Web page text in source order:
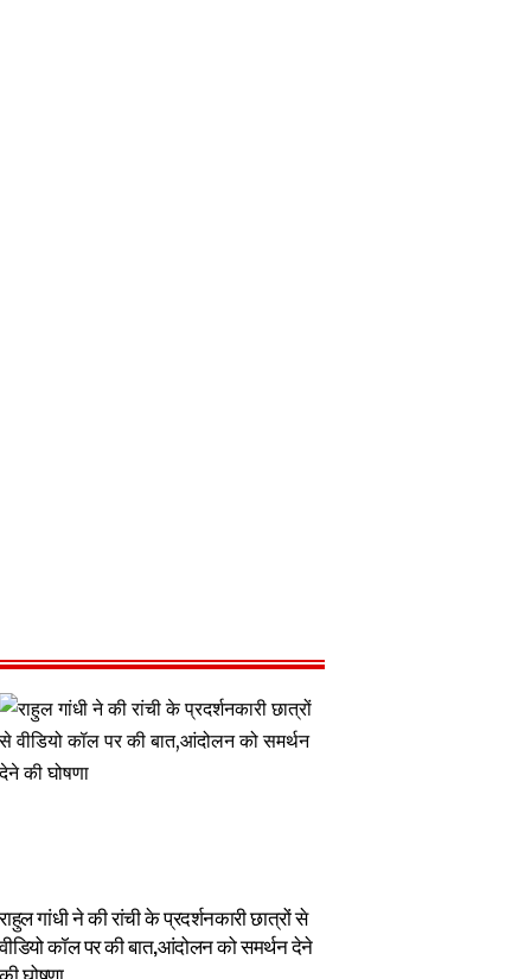
राहुल गांधी ने की रांची के प्रदर्शनकारी छात्रों से
वीडियो कॉल पर की बात,आंदोलन को समर्थन देने